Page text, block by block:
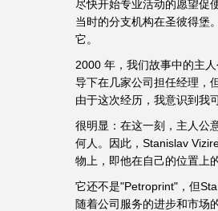
尽快开始专业活动的愿望促
当时的分支机构在圣彼得堡
它。
2000 年，我们故事中的主
导下在几家公司担任经理，
由于这次经历，我意识到我
很明显：在这一刻，主人公
何人。因此，Stanislav
物上，即他在自己的位置上
它还不是"Petroprint"，但
随着公司服务的进步和市场